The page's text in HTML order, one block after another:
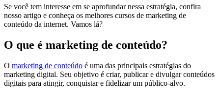
Se você tem interesse em se aprofundar nessa estratégia, confira
nosso artigo e conheça os melhores cursos de marketing de
conteúdo da internet. Vamos lá?
O que é marketing de conteúdo?
O marketing de conteúdo é uma das principais estratégias do
marketing digital. Seu objetivo é criar, publicar e divulgar conteúdos
digitais para atingir, conquistar e fidelizar um público-alvo.